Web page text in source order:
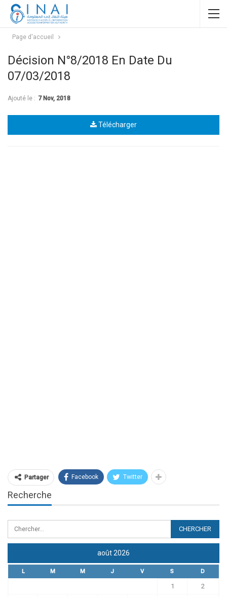
Page d'accueil
Décision N°8/2018 En Date Du
07/03/2018
Ajouté le : 7 Nov, 2018
Télécharger
Partager Facebook Twitter
Recherche
août 2026
L M M J V S D
1 2